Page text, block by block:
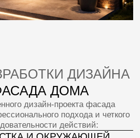
исполнителя.
от 1 до 5 тысяч рублей
точные цифры зависят
каждого заказа.
обсудить все